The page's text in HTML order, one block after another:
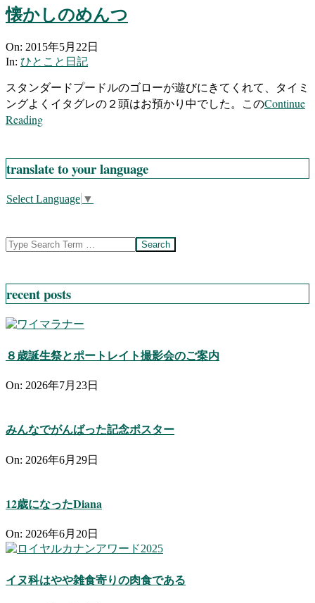
懐かしのめんつ
2015-
05-
On: 2015年5月22日
In: ひとこと日記
スタンダードプードルのゴローが遊びにきてくれて、タイミ
ングよくイタグレの２頭はお預かり中でした。このContinue
Reading
translate to your language
Select Language ▼
Search
recent posts
８歳誕生祭とポートレイト撮影会のご案内
On: 2026年7月23日
みんなでがんばった記念ポスター
On: 2026年6月29日
12歳になったDiana
On: 2026年6月20日
イヌ科はやや雑食寄りの肉食である